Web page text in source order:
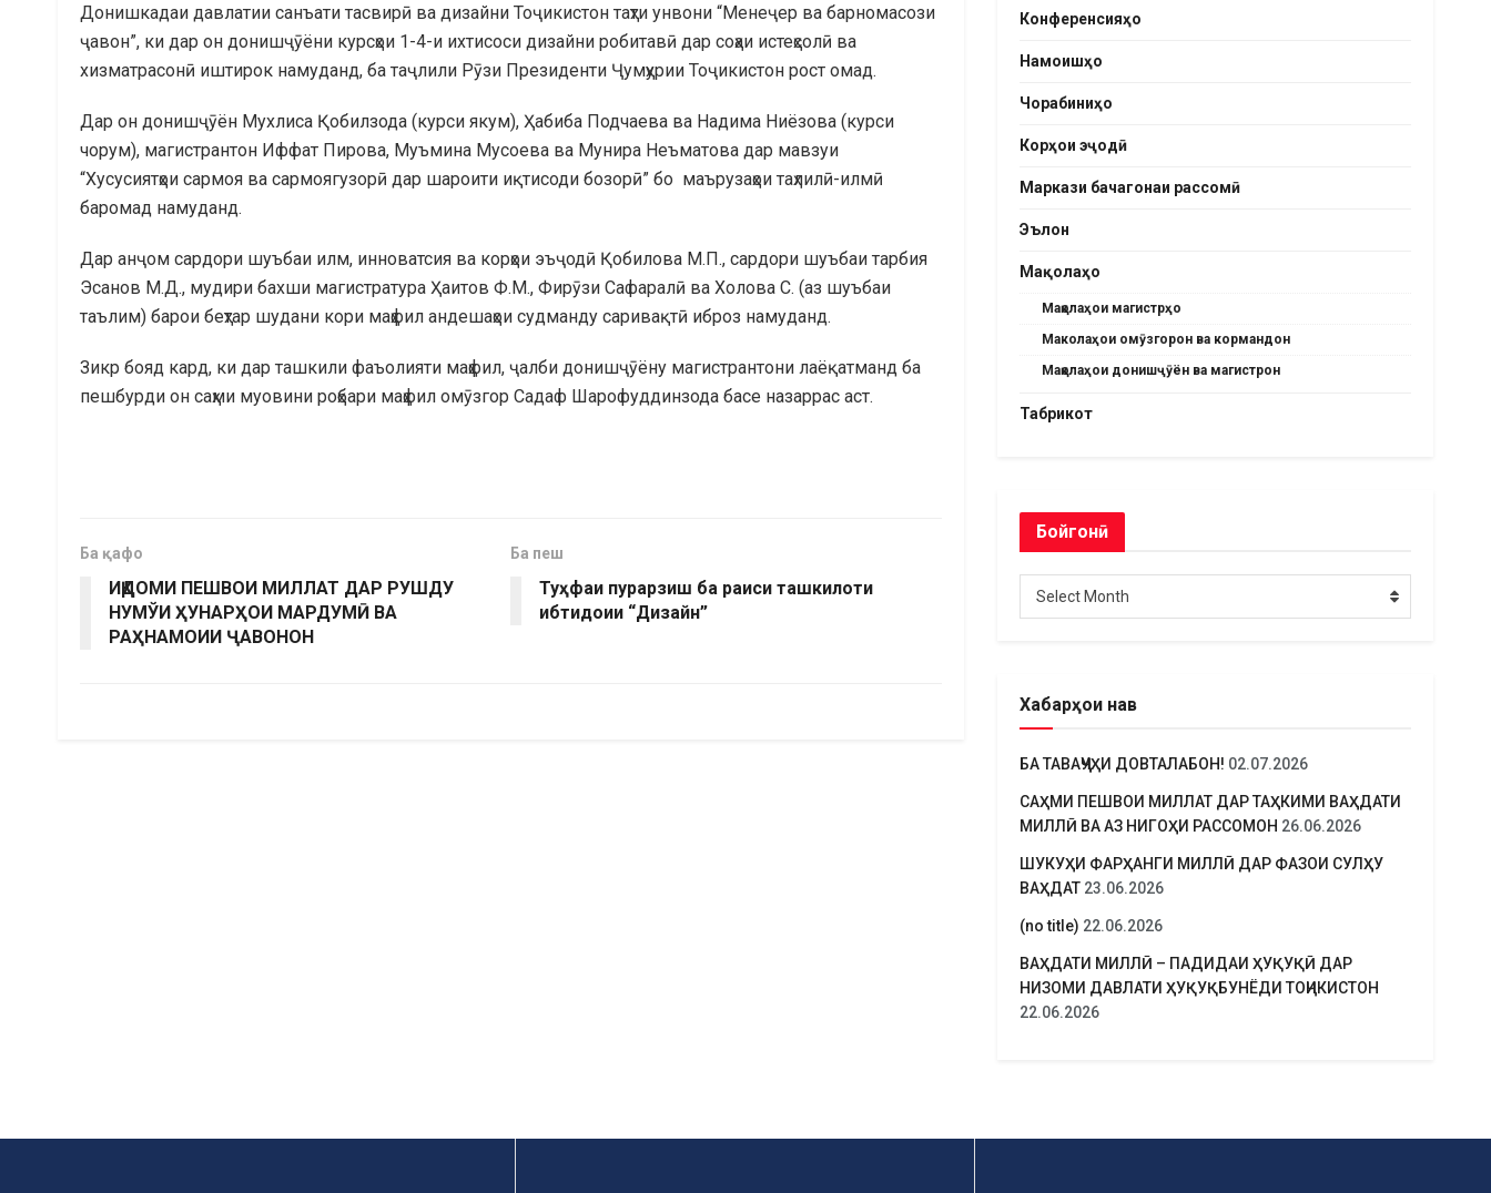
Донишкадаи давлатии санъати тасвирӣ ва дизайни Тоҷикистон таҳти унвони “Менеҷер ва барномасози
ҷавон”, ки дар он донишҷӯёни курсҳои 1-4-и ихтисоси дизайни робитавӣ дар соҳаи истеҳсолӣ ва
хизматрасонӣ иштирок намуданд, ба таҷлили Рӯзи Президенти Ҷумҳурии Тоҷикистон рост омад.
Дар он донишҷӯён Мухлиса Қобилзода (курси якум), Ҳабиба Подчаева ва Надима Ниёзова (курси
чорум), магистрантон Иффат Пирова, Муъмина Мусоева ва Мунира Неъматова дар мавзуи
“Хусусиятҳои сармоя ва сармоягузорӣ дар шароити иқтисоди бозорӣ” бо маърузаҳои таҳлилӣ-илмӣ
баромад намуданд.
Дар анҷом сардори шуъбаи илм, инноватсия ва корҳои эъҷодӣ Қобилова М.П., сардори шуъбаи тарбия
Эсанов М.Д., мудири бахши магистратура Ҳаитов Ф.М., Фирӯзи Сафаралӣ ва Холова С. (аз шуъбаи
таълим) барои беҳтар шудани кори маҳфил андешаҳои судманду саривақтӣ иброз намуданд.
Зикр бояд кард, ки дар ташкили фаъолияти маҳфил, ҷалби донишҷӯёну магистрантони лаёқатманд ба
пешбурди он саҳми муовини роҳбари маҳфил омӯзгор Садаф Шарофуддинзода басе назаррас аст.
Ба қафо
ИҚДОМИ ПЕШВОИ МИЛЛАТ ДАР РУШДУ
НУМЎИ ҲУНАРҲОИ МАРДУМӢ ВА
РАҲНАМОИИ ҶАВОНОН
Ба пеш
Туҳфаи пурарзиш ба раиси ташкилоти
ибтидоии “Дизайн”
Конференсияҳо
Намоишҳо
Чорабиниҳо
Корҳои эҷодӣ
Маркази бачагонаи рассомӣ
Эълон
Мақолаҳо
Мақолаҳои магистрҳо
Маколаҳои омӯзгорон ва кормандон
Мақолаҳои донишҷӯён ва магистрон
Табрикот
Бойгонӣ
Select Month
Хабарҳои нав
БА ТАВАҶҶУҲИ ДОВТАЛАБОН! 02.07.2026
САҲМИ ПЕШВОИ МИЛЛАТ ДАР ТАҲКИМИ ВАҲДАТИ
МИЛЛӢ ВА АЗ НИГОҲИ РАССОМОН 26.06.2026
ШУКУҲИ ФАРҲАНГИ МИЛЛӢ ДАР ФАЗОИ СУЛҲУ
ВАҲДАТ 23.06.2026
(no title) 22.06.2026
ВАҲДАТИ МИЛЛӢ – ПАДИДАИ ҲУҚУҚӢ ДАР
НИЗОМИ ДАВЛАТИ ҲУҚУҚБУНЁДИ ТОҶИКИСТОН
22.06.2026